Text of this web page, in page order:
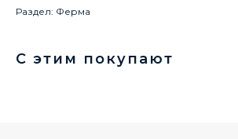
Раздел: Ферма
С этим покупают